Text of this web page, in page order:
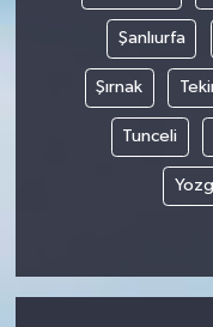
Şanlıurfa
Şırnak
Tunceli